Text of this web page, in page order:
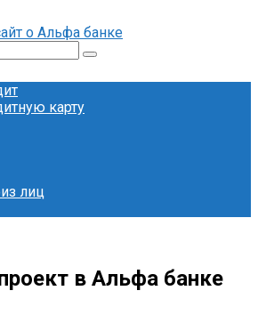
о Альфа банке
карту
лиц
в Альфа банке